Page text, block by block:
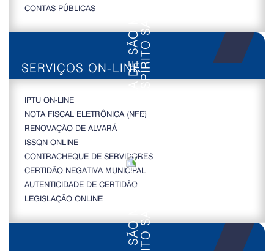
CONTAS PÚBLICAS
SERVIÇOS ON-LINE
IPTU ON-LINE
NOTA FISCAL ELETRÔNICA (NFE)
RENOVAÇÃO DE ALVARÁ
ISSQN ONLINE
CONTRACHEQUE DE SERVIDORES
CERTIDÃO NEGATIVA MUNICIPAL
AUTENTICIDADE DE CERTIDÃO
LEGISLAÇÃO ONLINE